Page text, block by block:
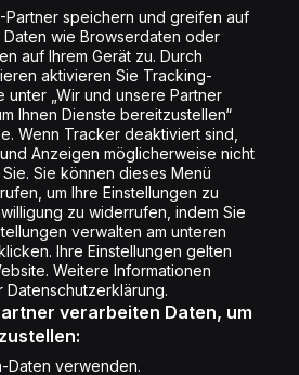
Jobs
Shop
Impressum
Rechtliches
Datenschutz
Cookie Liste
Cookie Einstellung
-Partner speichern und greifen auf
wie Browserdaten oder
auf Ihrem Gerät zu. Durch
aktivieren Sie Tracking-
„Wir und unsere Partner
Ihnen Dienste bereitzustellen“
Wenn Tracker deaktiviert sind,
Anzeigen möglicherweise nicht
Sie können dieses Menü
um Ihre Einstellungen zu
zu widerrufen, indem Sie
verwalten am unteren
Ihre Einstellungen gelten
Weitere Informationen
Datenschutzerklärung.
verarbeiten Daten, um
Daten verwenden.